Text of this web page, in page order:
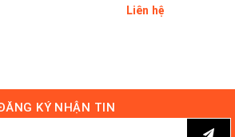
Liên hệ
KÝ NHẬN TIN